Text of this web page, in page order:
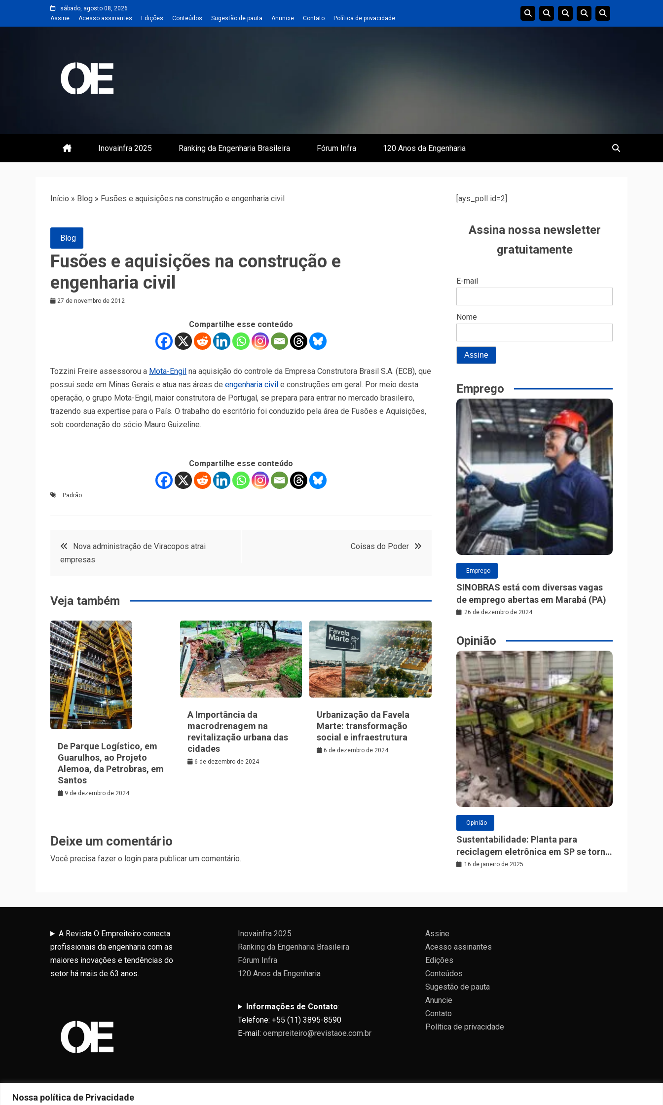
Nossa política de Privacidade
sábado, agosto 08, 2026
Assine
Acesso assinantes Edições Conteúdos Sugestão de pauta Anuncie Contato Política de privacidade
Revista | O Empreiteiro
Inovainfra 2025 Ranking da Engenharia Brasileira Fórum Infra 120 Anos da Engenharia
Início » Blog » Fusões e aquisições na construção e engenharia civil
Blog
Fusões e aquisições na construção e
engenharia civil
27 de novembro de 2012
Compartilhe esse conteúdo
Tozzini Freire assessorou a Mota-Engil na aquisição do controle da Empresa Construtora Brasil S.A. (ECB), que
possui sede em Minas Gerais e atua nas áreas de engenharia civil e construções em geral. Por meio desta
operação, o grupo Mota-Engil, maior construtora de Portugal, se prepara para entrar no mercado brasileiro,
trazendo sua expertise para o País. O trabalho do escritório foi conduzido pela área de Fusões e Aquisições,
sob coordenação do sócio Mauro Guizeline.
Compartilhe esse conteúdo
Padrão
Navegação
Post
Nova administração de Viracopos atrai
empresas
Coisas do Poder
Veja também
De Parque Logístico, em
Guarulhos, ao Projeto
Alemoa, da Petrobras, em
Santos
9 de dezembro de 2024
A Importância da
macrodrenagem na
revitalização urbana das
cidades
6 de dezembro de 2024
Urbanização da Favela
Marte: transformação
social e infraestrutura
6 de dezembro de 2024
Deixe um comentário
Você precisa fazer o login para publicar um comentário.
[ays_poll id=2]
Assina nossa newsletter
gratuitamente
E-mail
Nome
Emprego
Emprego
SINOBRAS está com diversas vagas
de emprego abertas em Marabá (PA)
26 de dezembro de 2024
Opinião
Opinião
Sustentabilidade: Planta para
reciclagem eletrônica em SP se torna
a maior da América Latina
16 de janeiro de 2025
A Revista O Empreiteiro conecta
profissionais da engenharia com as
maiores inovações e tendências do
setor há mais de 63 anos.
Inovainfra 2025
Ranking da Engenharia Brasileira
Fórum Infra
120 Anos da Engenharia
Informações de Contato:
Telefone: +55 (11) 3895-8590
E-mail: oempreiteiro@revistaoe.com.br
Assine
Acesso assinantes
Edições
Conteúdos
Sugestão de pauta
Anuncie
Contato
Política de privacidade